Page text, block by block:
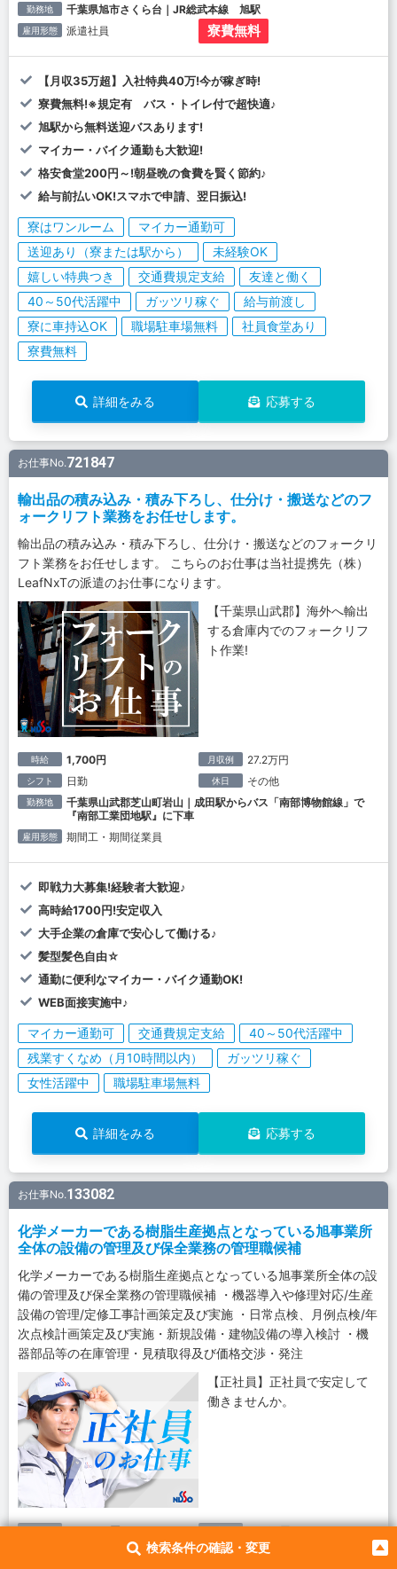
検索条件の確認・変更
勤務地 千葉県旭市さくら台｜JR総武本線 旭駅
雇用形態 派遣社員 寮費無料
【月収35万超】入社特典40万!今が稼ぎ時!
寮費無料!※規定有 バス・トイレ付で超快適♪
旭駅から無料送迎バスあります!
マイカー・バイク通勤も大歓迎!
格安食堂200円～!朝昼晩の食費を賢く節約♪
給与前払いOK!スマホで申請、翌日振込!
寮はワンルーム
マイカー通勤可
送迎あり（寮または駅から）
未経験OK
嬉しい特典つき
交通費規定支給
友達と働く
40～50代活躍中
ガッツリ稼ぐ
給与前渡し
寮に車持込OK
職場駐車場無料
社員食堂あり
寮費無料
詳細をみる 応募する
お仕事No.721847
輸出品の積み込み・積み下ろし、仕分け・搬送などのフ
ォークリフト業務をお任せします。
輸出品の積み込み・積み下ろし、仕分け・搬送などのフォークリ
フト業務をお任せします。 こちらのお仕事は当社提携先（株）
LeafNxTの派遣のお仕事になります。
【千葉県山武郡】海外へ輸出
する倉庫内でのフォークリフ
ト作業!
時給 1,700円 月収例 27.2万円
シフト 日勤 休日 その他
勤務地
千葉県山武郡芝山町岩山｜成田駅からバス「南部博物館線」で
『南部工業団地駅』に下車
雇用形態 期間工・期間従業員
即戦力大募集!経験者大歓迎♪
高時給1700円!安定収入
大手企業の倉庫で安心して働ける♪
髪型髪色自由☆
通勤に便利なマイカー・バイク通勤OK!
WEB面接実施中♪
マイカー通勤可 交通費規定支給
40～50代活躍中
残業すくなめ（月10時間以内）
ガッツリ稼ぐ
女性活躍中
職場駐車場無料
詳細をみる 応募する
お仕事No.133082
化学メーカーである樹脂生産拠点となっている旭事業所
全体の設備の管理及び保全業務の管理職候補
化学メーカーである樹脂生産拠点となっている旭事業所全体の設
備の管理及び保全業務の管理職候補 ・機器導入や修理対応/生産
設備の管理/定修工事計画策定及び実施 ・日常点検、月例点検/年
次点検計画策定及び実施・新規設備・建物設備の導入検討 ・機
器部品等の在庫管理・見積取得及び価格交渉・発注
【正社員】正社員で安定して
働きませんか。
月給 327,700円 月収例 38.7万円
休日 5勤2休（土日）